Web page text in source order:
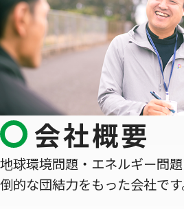
会社概要
地球環境問題・エネルギー問
倒的な団結力をもった会社です